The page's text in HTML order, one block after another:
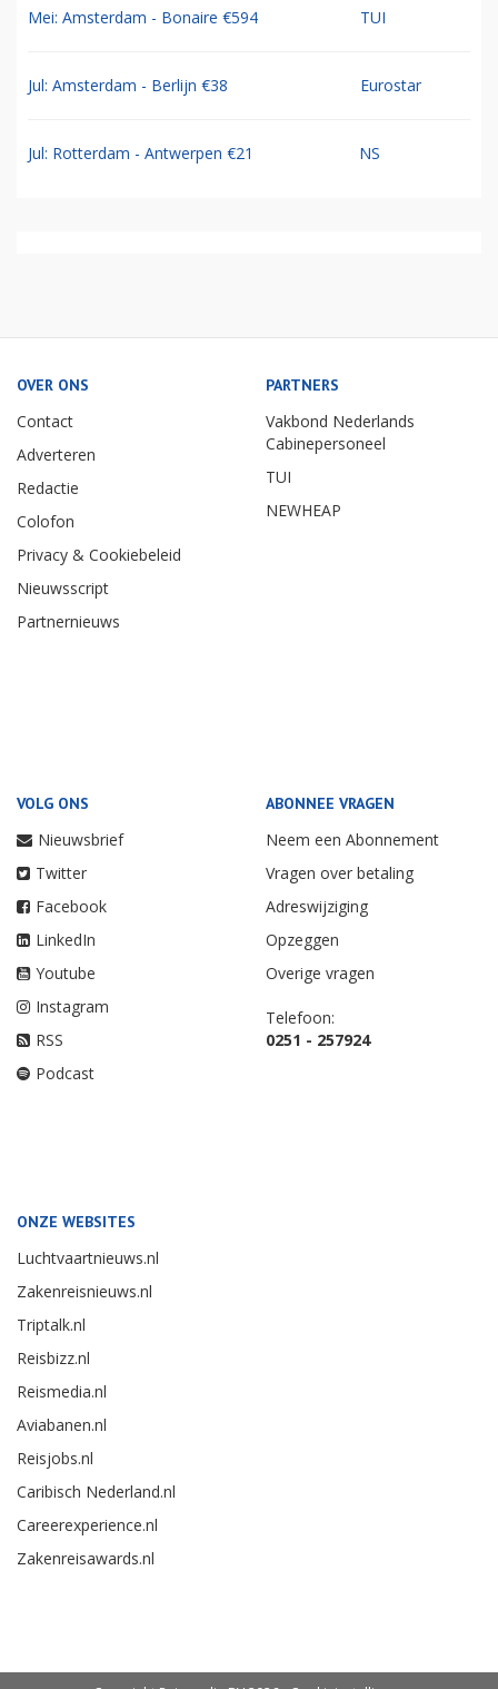
Mei: Amsterdam - Bonaire €594 TUI
Jul: Amsterdam - Berlijn €38 Eurostar
Jul: Rotterdam - Antwerpen €21 NS
OVER ONS
Contact
Adverteren
Redactie
Colofon
Privacy & Cookiebeleid
Nieuwsscript
Partnernieuws
PARTNERS
Vakbond Nederlands
Cabinepersoneel
TUI
NEWHEAP
VOLG ONS
Nieuwsbrief
Twitter
Facebook
LinkedIn
Youtube
Instagram
RSS
Podcast
ABONNEE VRAGEN
Neem een Abonnement
Vragen over betaling
Adreswijziging
Opzeggen
Overige vragen
Telefoon:
0251 - 257924
ONZE WEBSITES
Luchtvaartnieuws.nl
Zakenreisnieuws.nl
Triptalk.nl
Reisbizz.nl
Reismedia.nl
Aviabanen.nl
Reisjobs.nl
Caribisch Nederland.nl
Careerexperience.nl
Zakenreisawards.nl